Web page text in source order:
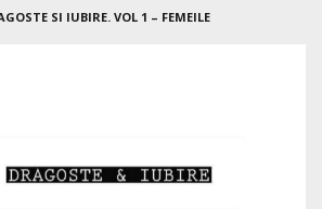
SI IUBIRE. VOL 1 – FEMEILE